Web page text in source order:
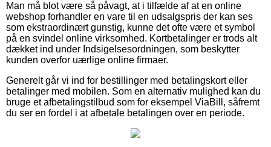
Man må blot være så påvagt, at i tilfælde af at en online
webshop forhandler en vare til en udsalgspris der kan ses
som ekstraordinært gunstig, kunne det ofte være et symbol
på en svindel online virksomhed. Kortbetalinger er trods alt
dækket ind under Indsigelsesordningen, som beskytter
kunden overfor uærlige online firmaer.
Generelt går vi ind for bestillinger med betalingskort eller
betalinger med mobilen. Som en alternativ mulighed kan du
bruge et afbetalingstilbud som for eksempel ViaBill, såfremt
du ser en fordel i at afbetale betalingen over en periode.